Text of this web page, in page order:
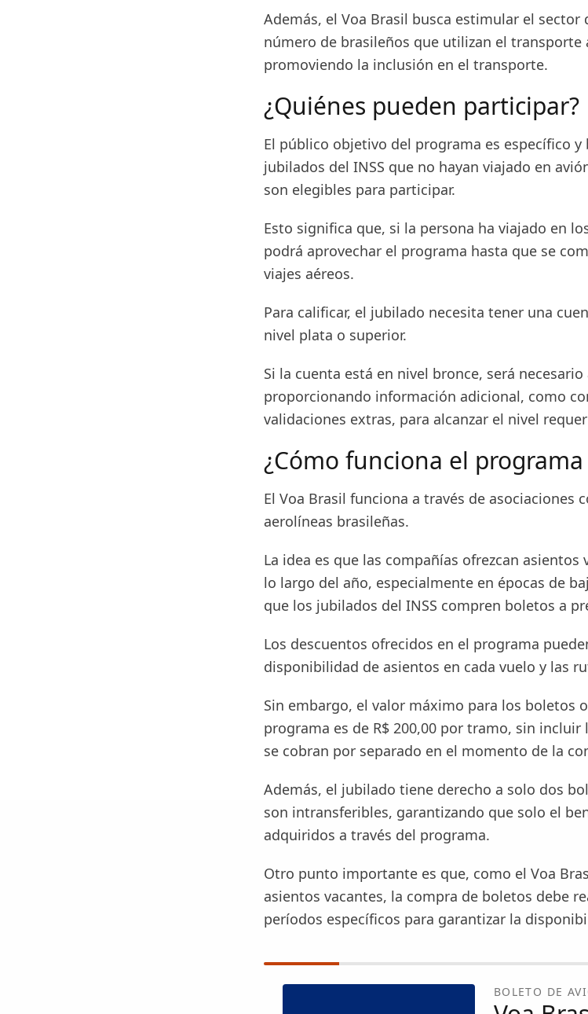
Además, el Voa Brasil busca estimular el sector
número de brasileños que utilizan el transporte
promoviendo la inclusión en el transporte.
¿Quiénes pueden participar?
El público objetivo del programa es específico
jubilados del INSS que no hayan viajado en
son elegibles para participar.
Esto significa que, si la persona ha viajado en
podrá aprovechar el programa hasta que se
viajes aéreos.
Para calificar, el jubilado necesita tener una
nivel plata o superior.
Si la cuenta está en nivel bronce, será
proporcionando información adicional, como
validaciones extras, para alcanzar el nivel
¿Cómo funciona el
El Voa Brasil funciona a través de asociaciones
aerolíneas brasileñas.
La idea es que las compañías ofrezcan asientos
lo largo del año, especialmente en épocas de
que los jubilados del INSS compren boletos a
Los descuentos ofrecidos en el programa
disponibilidad de asientos en cada vuelo y las
Sin embargo, el valor máximo para los boletos
programa es de R$ 200,00 por tramo, sin
se cobran por separado en el momento de la
Además, el jubilado tiene derecho a solo dos
son intransferibles, garantizando que solo el
adquiridos a través del programa.
Otro punto importante es que, como el Voa
asientos vacantes, la compra de boletos debe
períodos específicos para garantizar la
BOLETO DE